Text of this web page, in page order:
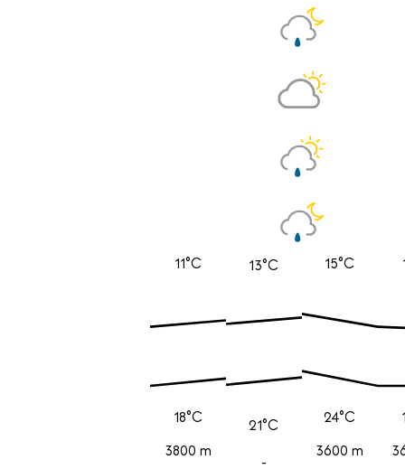
11°C
18°C
3800 m
13°C
21°C
-
15°C
24°C
3600 m